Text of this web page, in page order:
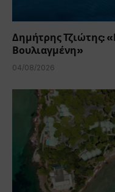
Δημήτρης Τζιώτης:
Βουλιαγμένη»
04/08/2026